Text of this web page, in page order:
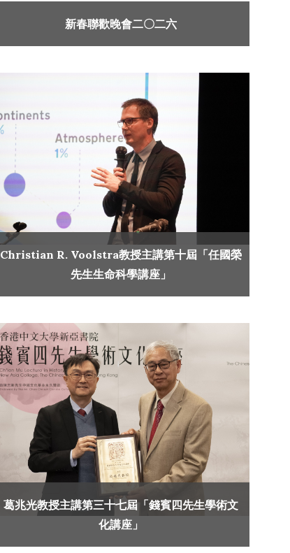
新春聯歡晚會二〇二六
Christian R. Voolstra教授主講第十屆「任國榮
先生生命科學講座」
葛兆光教授主講第三十七屆「錢賓四先生學術文
化講座」